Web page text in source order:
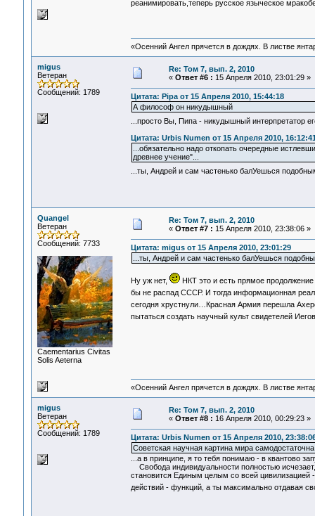
реанимировать,теперь русское языческое
«Осенний Ангел прячется в дождях. В листве
migus
Ветеран
Сообщений: 1789
Re: Том 7, вып. 2, 2010
« Ответ #6 : 15 Апреля 2010, 23:01:29 »
Цитата: Pipa от 15 Апреля 2010, 15:44:18
А философ он никудышный
...просто Вы, Пипа - никудышный интерпретатор
Цитата: Urbis Numen от 15 Апреля 2010,
...обязательно надо откопать очередные
древнее учение"...
...ты, Андрей и сам частенько балУешься
Quangel
Ветеран
Сообщений: 7733
Сaementarius Civitas
Solis Aeterna
Re: Том 7, вып. 2, 2010
« Ответ #7 : 15 Апреля 2010, 23:38:06 »
Цитата: migus от 15 Апреля 2010, 23:01:29
...ты, Андрей и сам частенько балУешься
Ну уж нет,
НКТ это и есть прямое продолжение
бы не распад СССР. И тогда информационная
сегодня хрустнули…Красная Армия перешла
пытаться создать научный культ свидетелей
«Осенний Ангел прячется в дождях. В листве
migus
Ветеран
Сообщений: 1789
Re: Том 7, вып. 2, 2010
« Ответ #8 : 16 Апреля 2010, 00:29:23 »
Цитата: Urbis Numen от 15 Апреля 2010,
Советская научная картина мира
...а в принципе, я то тебя понимаю - в квантово
Свобода индивидуальности полностью
становится Единым целым со всей цивилизацией
действий - функций, а ты максимально отдавая